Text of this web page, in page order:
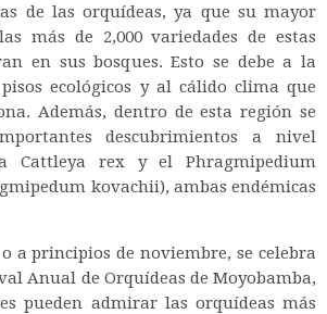
de las orquídeas, ya que su mayor
más de 2,000 variedades de estas
en sus bosques. Esto se debe a la
ecológicos y al cálido clima que
Además, dentro de esta región se
descubrimientos a nivel
Cattleya rex y el Phragmipedium
kovachii), ambas endémicas
a principios de noviembre, se celebra
Anual de Orquídeas de Moyobamba,
pueden admirar las orquídeas más